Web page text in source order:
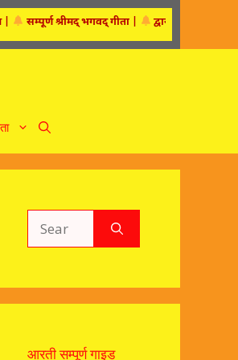
श्रीमद्‍ भगवद्‍ गीता| द्वारका धाम |
for:
आरती सम्पूर्ण गाइड